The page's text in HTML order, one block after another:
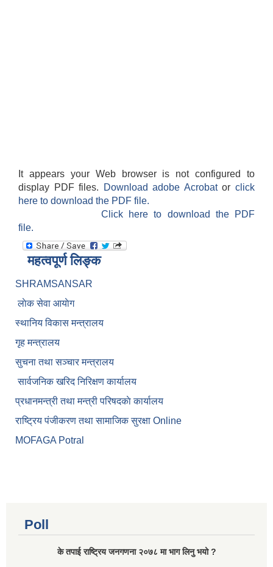
It appears your Web browser is not configured to
display PDF files.
Download adobe Acrobatorclick
here to download the PDF file.
Click here to download the PDF
file.
महत्वपूर्ण लिङ्क
SHRAMSANSAR
लाेक सेवा आयाेग
स्थानिय विकास मन्त्रालय
गृह मन्त्रालय
सुचना तथा सञ्चार मन्त्रालय
सार्वजनिक खरिद निरिक्षण कार्यालय
प्रधानमन्त्री तथा मन्त्री परिषदकाे कार्यालय
राष्ट्रिय पंजीकरण तथा सामाजिक सुरक्षा Online
MOFAGA Potral
Poll
के तपाई राष्ट्रिय जनगणना २०७८ मा भाग लिनु भयो ?